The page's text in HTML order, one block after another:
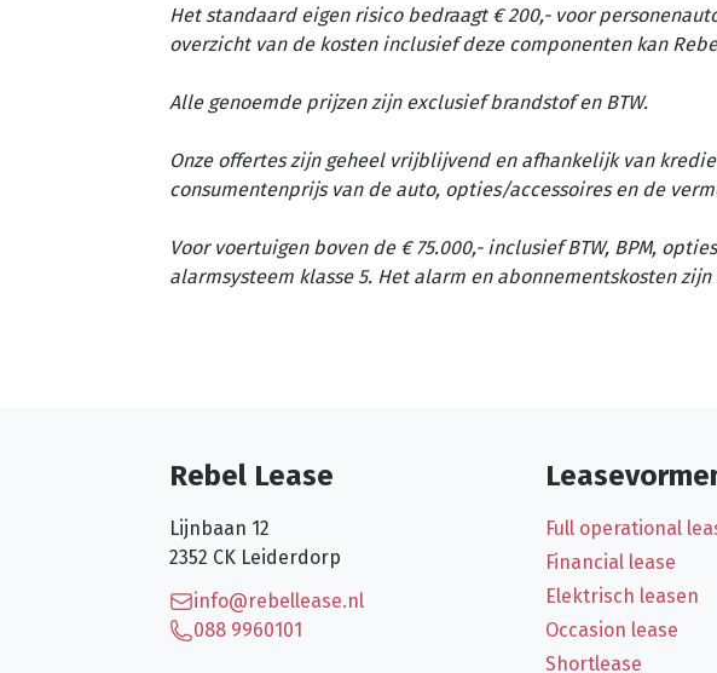
Het standaard eigen risico bedraagt € 200,- voor
overzicht van de kosten inclusief deze componenten kan
Alle genoemde prijzen zijn exclusief brandstof en BTW.
Onze offertes zijn geheel vrijblijvend en afhankelijk van
consumentenprijs van de auto, opties/accessoires en de
Voor voertuigen boven de € 75.000,- inclusief BTW, BPM,
alarmsysteem klasse 5. Het alarm en abonnementskosten
Rebel Lease
Lijnbaan 12
2352 CK Leiderdorp
info@rebellease.nl
088 9960101
Full operational
Financial lease
Elektrisch leasen
Occasion lease
Shortlease